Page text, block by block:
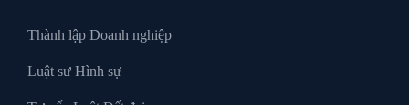
Thành lập Doanh nghiệp
Luật sư Hình sự